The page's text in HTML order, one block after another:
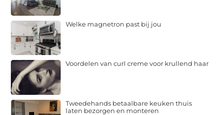
Welke magnetron past bij jou
Voordelen van curl creme voor krullend haar
Tweedehands betaalbare keuken thuis
laten bezorgen en monteren